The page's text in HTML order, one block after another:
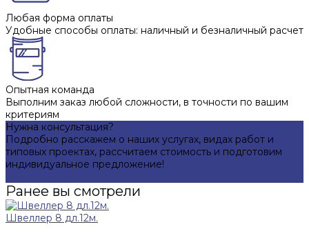
Любая форма оплаты
Удобные способы оплаты: наличный и безналичный расчет
Опытная команда
Выполним заказ любой сложности, в точности по вашим
критериям
Нужна консультация?
Подробно расскажем о наших услугах, видах работ и
типовых проектах, рассчитаем стоимость и подготовим
индивидуальное предложение!
Ранее вы смотрели
Швеллер 8 дл.12м.